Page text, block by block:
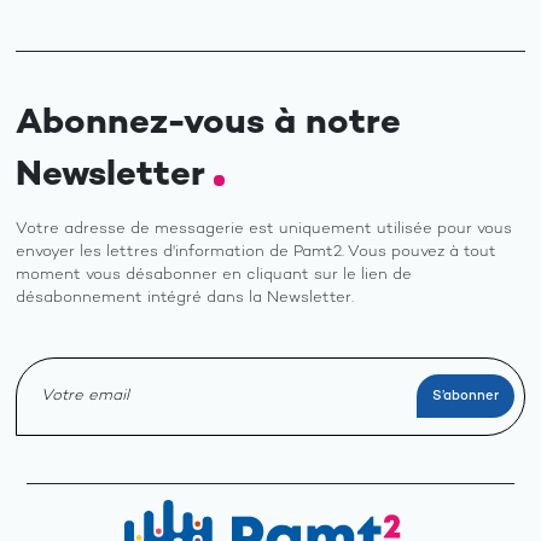
Abonnez-vous à notre
Newsletter
Votre adresse de messagerie est uniquement utilisée pour vous
envoyer les lettres d'information de Pamt2. Vous pouvez à tout
moment vous désabonner en cliquant sur le lien de
désabonnement intégré dans la Newsletter.